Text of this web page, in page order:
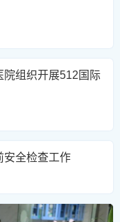
院组织开展512国际
安全检查工作